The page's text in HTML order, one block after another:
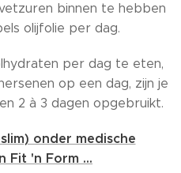
binnen te hebben
olijfolie per dag.
per dag te eten,
op een dag, zijn je
2 à 3 dagen opgebruikt.
onder medische
Fit 'n Form ...